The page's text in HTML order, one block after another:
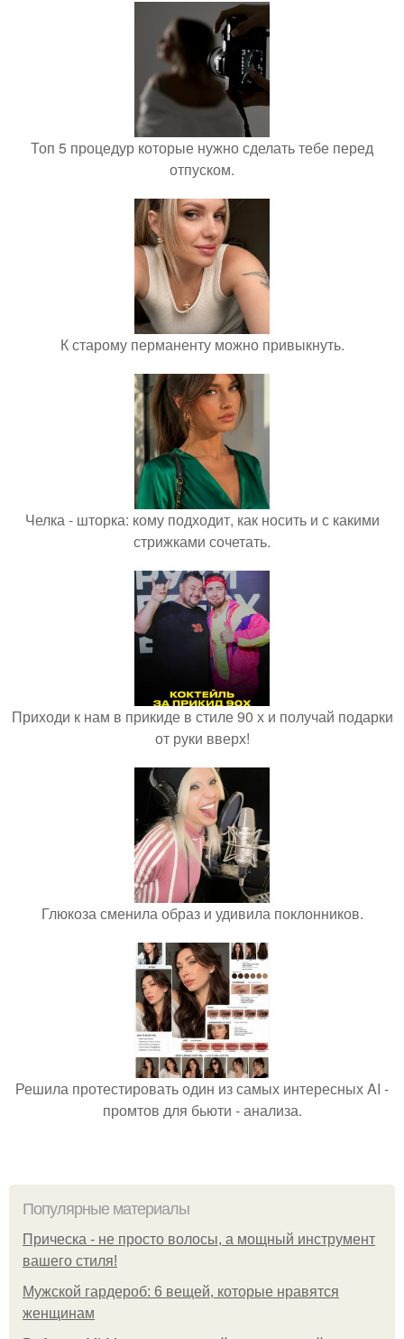
Топ 5 процедур которые нужно сделать тебе перед
отпуском.
К старому перманенту можно привыкнуть.
Челка - шторка: кому подходит, как носить и с какими
стрижками сочетать.
Приходи к нам в прикиде в стиле 90 х и получай подарки
от руки вверх!
Глюкоза сменила образ и удивила поклонников.
Решила протестировать один из самых интересных AI -
промтов для бьюти - анализа.
Популярные материалы
Прическа - не просто волосы, а мощный инструмент
вашего стиля!
Мужской гардероб: 6 вещей, которые нравятся
женщинам